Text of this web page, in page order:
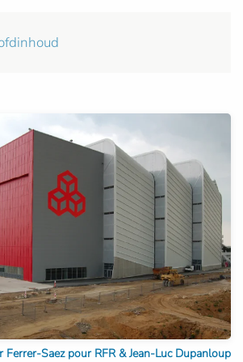
Ferrer-Saez pour RFR & Jean-Luc Dupanloup